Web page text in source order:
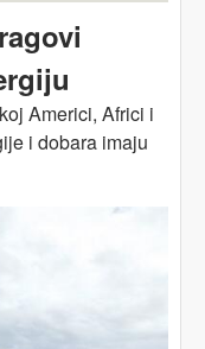
Americi, Africi i
i dobara imaju